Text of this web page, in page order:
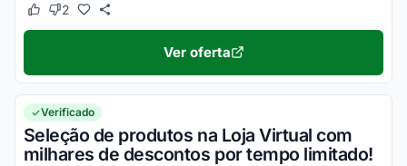
Este cupom funcionou
Este cupom não funcionou
2
Ver oferta
Verificado
Seleção de produtos na Loja Virtual com
milhares de descontos por tempo limitado!